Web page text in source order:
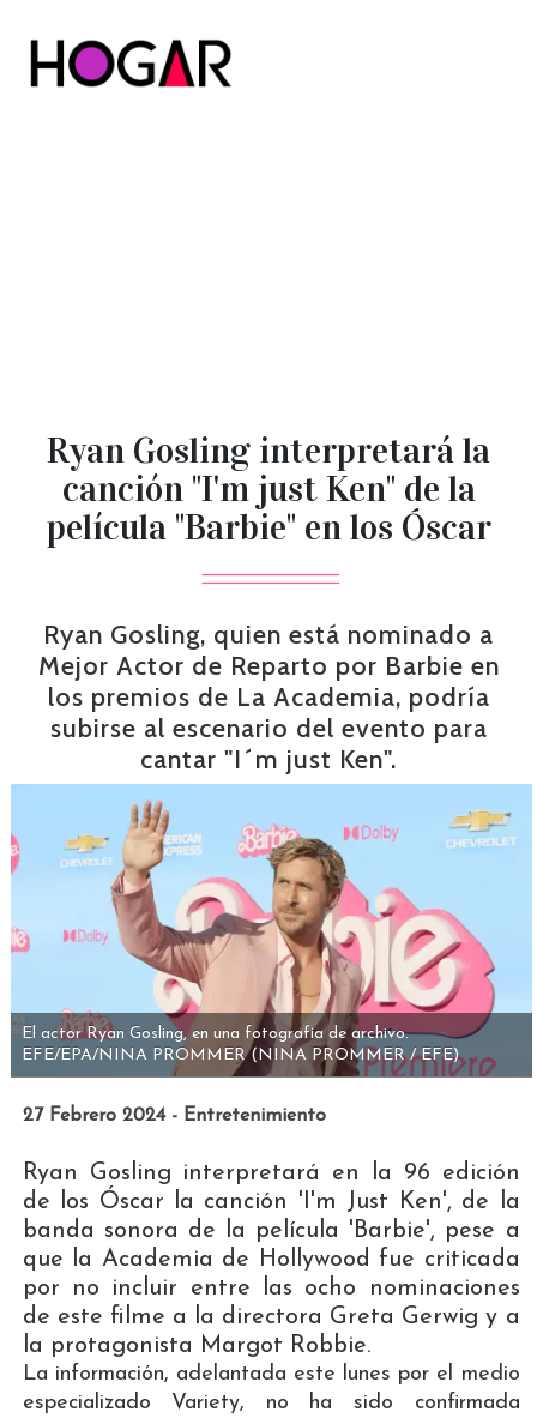
Ryan Gosling interpretará la
canción "I'm just Ken" de la
película "Barbie" en los Óscar
Ryan Gosling, quien está nominado a
Mejor Actor de Reparto por Barbie en
los premios de La Academia, podría
subirse al escenario del evento para
cantar "I´m just Ken".
El actor Ryan Gosling, en una fotografía de archivo.
EFE/EPA/NINA PROMMER (NINA PROMMER / EFE)
27 Febrero 2024 - Entretenimiento
Ryan Gosling interpretará en la 96 edición
de los Óscar la canción 'I'm Just Ken', de la
banda sonora de la película 'Barbie', pese a
que la Academia de Hollywood fue criticada
por no incluir entre las ocho nominaciones
de este filme a la directora Greta Gerwig y a
la protagonista Margot Robbie.
La información, adelantada este lunes por el medio
especializado Variety, no ha sido confirmada